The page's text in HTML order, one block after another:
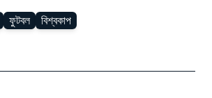
ফুটবল বিশ্বকাপ